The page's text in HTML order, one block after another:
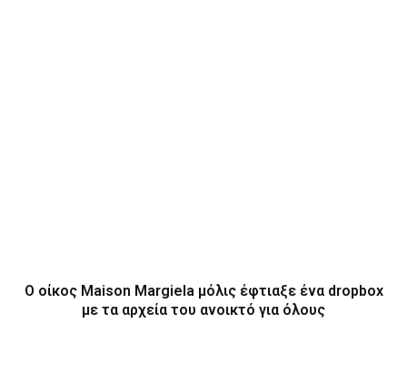
Ο οίκος Maison Margiela μόλις έφτιαξε ένα dropbox
με τα αρχεία του ανοικτό για όλους